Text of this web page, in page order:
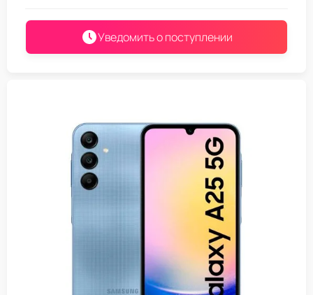
Уведомить о поступлении